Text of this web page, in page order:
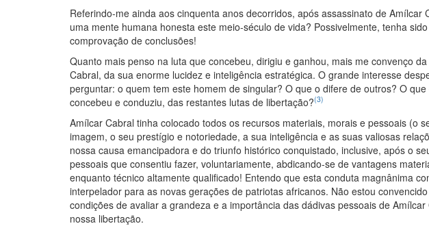
Referindo-me ainda aos cinquenta anos decorridos, após assassinato de
uma mente humana honesta este meio-século de vida? Possivelmente, tenha
comprovação de conclusões!
Quanto mais penso na luta que concebeu, dirigiu e ganhou, mais me convenço
Cabral, da sua enorme lucidez e inteligência estratégica. O grande interesse
perguntar: o quem tem este homem de singular? O que o difere de outros? O
concebeu e conduziu, das restantes lutas de libertação?(3)
Amílcar Cabral tinha colocado todos os recursos materiais, morais e pessoais (o
imagem, o seu prestígio e notoriedade, a sua inteligência e as suas valiosas
nossa causa emancipadora e do triunfo histórico conquistado, inclusive, após o
pessoais que consentiu fazer, voluntariamente, abdicando-se de vantagens
enquanto técnico altamente qualificado! Entendo que esta conduta magnânima
interpelador para as novas gerações de patriotas africanos. Não estou
condições de avaliar a grandeza e a importância das dádivas pessoais de
nossa libertação.